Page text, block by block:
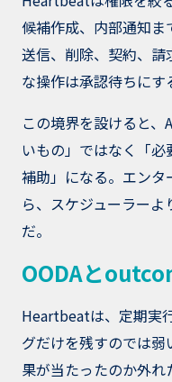
候補作成、内部通知
送信、削除、契約、請
な操作は承認待ちにす
この境界を設けると
いもの」ではなく「
補助」になる。エンタ
ら、スケジューラー
だ。
OODAと
Heartbeatは、定期実
グだけを残すのでは
果が当たったのか外